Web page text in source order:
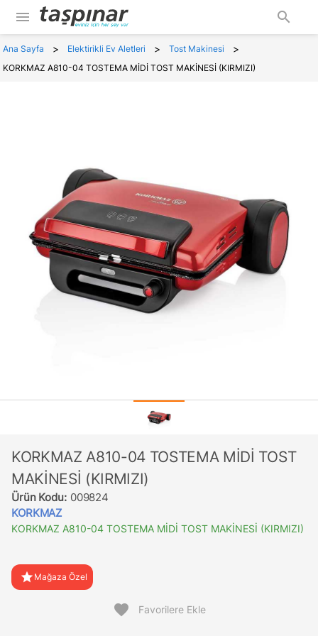
menu search
Ana Sayfa > Elektirikli Ev Aletleri > Tost Makinesi >
KORKMAZ A810-04 TOSTEMA MİDİ TOST MAKİNESİ (KIRMIZI)
KORKMAZ A810-04 TOSTEMA MİDİ TOST
MAKİNESİ (KIRMIZI)
Ürün Kodu: 009824
KORKMAZ
KORKMAZ A810-04 TOSTEMA MİDİ TOST MAKİNESİ (KIRMIZI)
star Mağaza Özel
favorite Favorilere Ekle